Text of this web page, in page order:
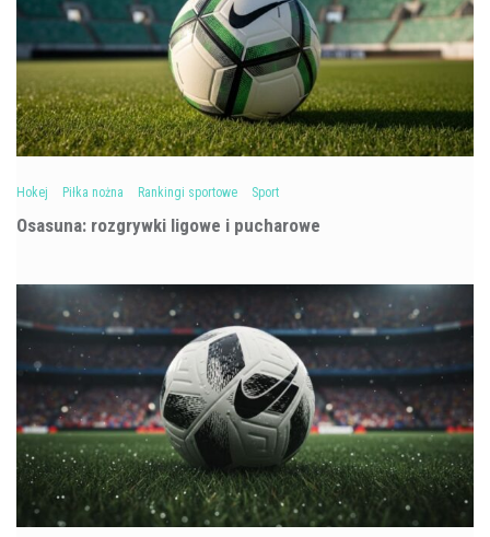
Hokej Piłka nożna Rankingi sportowe Sport
Osasuna: rozgrywki ligowe i pucharowe